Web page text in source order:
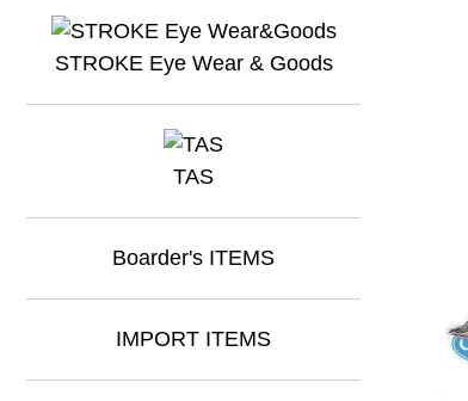
STROKE Eye Wear & Goods
TAS
Boarder's ITEMS
IMPORT ITEMS